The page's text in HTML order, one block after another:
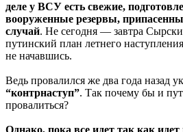
деле у ВСУ есть свежие,
вооруженные резервы,
случай. Не сегодня — завтра
путинский план летнего
не начавшись.
Ведь провалился же два года назад
“контрнаступ”. Так почему бы и
провалиться?
Однако, пока все идет так как